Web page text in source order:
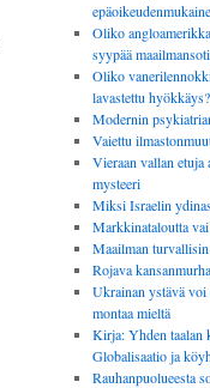
Oliko
syypää
Oliko
lavastettu hyökkäys?
Modernin
Vaiettu
Vieraan vallan etuja
mysteeri
Miksi Israelin
Markkinataloutta
Maailman turvallisin
Rojava
Ukrainan ystävä voi
montaa mieltä
Kirja: Yhden taalan
Globalisaatio ja
Rauhanpuolueesta